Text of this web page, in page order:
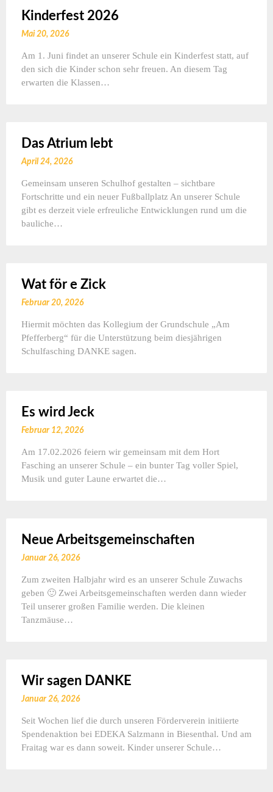
Kinderfest 2026
Mai 20, 2026
Am 1. Juni findet an unserer Schule ein Kinderfest statt, auf
den sich die Kinder schon sehr freuen. An diesem Tag
erwarten die Klassen…
Das Atrium lebt
April 24, 2026
Gemeinsam unseren Schulhof gestalten – sichtbare
Fortschritte und ein neuer Fußballplatz An unserer Schule
gibt es derzeit viele erfreuliche Entwicklungen rund um die
bauliche…
Wat för e Zick
Februar 20, 2026
Hiermit möchten das Kollegium der Grundschule „Am
Pfefferberg“ für die Unterstützung beim diesjährigen
Schulfasching DANKE sagen.
Es wird Jeck
Februar 12, 2026
Am 17.02.2026 feiern wir gemeinsam mit dem Hort
Fasching an unserer Schule – ein bunter Tag voller Spiel,
Musik und guter Laune erwartet die…
Neue Arbeitsgemeinschaften
Januar 26, 2026
Zum zweiten Halbjahr wird es an unserer Schule Zuwachs
geben 🙂 Zwei Arbeitsgemeinschaften werden dann wieder
Teil unserer großen Familie werden. Die kleinen
Tanzmäuse…
Wir sagen DANKE
Januar 26, 2026
Seit Wochen lief die durch unseren Förderverein initiierte
Spendenaktion bei EDEKA Salzmann in Biesenthal. Und am
Fraitag war es dann soweit. Kinder unserer Schule…